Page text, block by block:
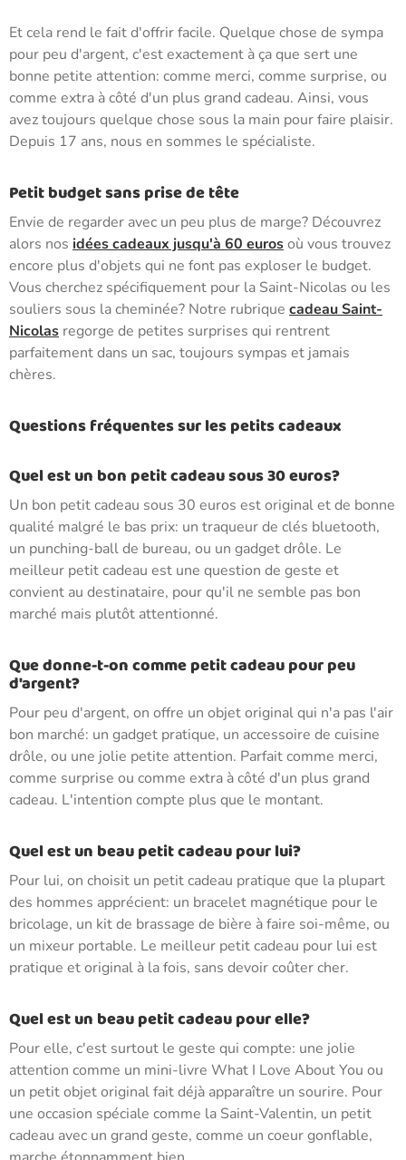
Et cela rend le fait d'offrir facile. Quelque chose de sympa
pour peu d'argent, c'est exactement à ça que sert une
bonne petite attention: comme merci, comme surprise, ou
comme extra à côté d'un plus grand cadeau. Ainsi, vous
avez toujours quelque chose sous la main pour faire plaisir.
Depuis 17 ans, nous en sommes le spécialiste.
Petit budget sans prise de tête
Envie de regarder avec un peu plus de marge? Découvrez
alors nos idées cadeaux jusqu'à 60 eurosoù vous trouvez
encore plus d'objets qui ne font pas exploser le budget.
Vous cherchez spécifiquement pour la Saint-Nicolas ou les
souliers sous la cheminée? Notre rubrique cadeau Saint-
Nicolas regorge de petites surprises qui rentrent
parfaitement dans un sac, toujours sympas et jamais
chères.
Questions fréquentes sur les petits cadeaux
Quel est un bon petit cadeau sous 30 euros?
Un bon petit cadeau sous 30 euros est original et de bonne
qualité malgré le bas prix: un traqueur de clés bluetooth,
un punching-ball de bureau, ou un gadget drôle. Le
meilleur petit cadeau est une question de geste et
convient au destinataire, pour qu'il ne semble pas bon
marché mais plutôt attentionné.
Que donne-t-on comme petit cadeau pour peu
d'argent?
Pour peu d'argent, on offre un objet original qui n'a pas l'air
bon marché: un gadget pratique, un accessoire de cuisine
drôle, ou une jolie petite attention. Parfait comme merci,
comme surprise ou comme extra à côté d'un plus grand
cadeau. L'intention compte plus que le montant.
Quel est un beau petit cadeau pour lui?
Pour lui, on choisit un petit cadeau pratique que la plupart
des hommes apprécient: un bracelet magnétique pour le
bricolage, un kit de brassage de bière à faire soi-même, ou
un mixeur portable. Le meilleur petit cadeau pour lui est
pratique et original à la fois, sans devoir coûter cher.
Quel est un beau petit cadeau pour elle?
Pour elle, c'est surtout le geste qui compte: une jolie
attention comme un mini-livre What I Love About You ou
un petit objet original fait déjà apparaître un sourire. Pour
une occasion spéciale comme la Saint-Valentin, un petit
cadeau avec un grand geste, comme un coeur gonflable,